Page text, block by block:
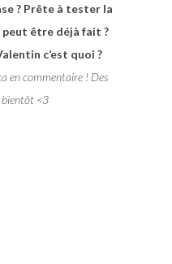
? Prête à tester la
peut être déjà fait ?
c’est quoi ?
en commentaire ! Des
bientôt <3